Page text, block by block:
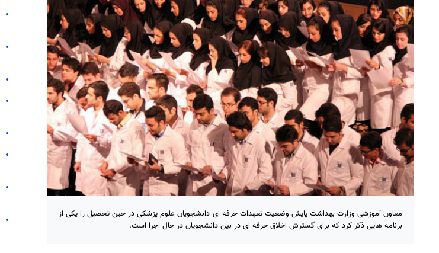
معاون آموزشی وزارت بهداشت پایش وضعیت تعهدات حرفه ای دانشجویان علوم پزشکی در حین تحصیل را یکی از
برنامه هایی ذکر کرد که برای گسترش اخلاق حرفه ای در بین دانشجویان در حال اجرا است.